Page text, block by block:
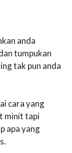
anda
tumpukan
tak pun anda
cara yang
minit tapi
apa yang